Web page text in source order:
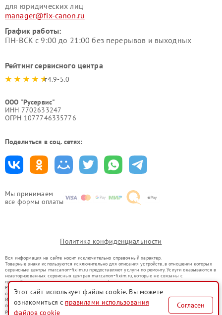
Мы принимаем
все формы оплаты
для юридических лиц
manager@fix-canon.ru
График работы:
ПН-ВСК с 9:00 до 21:00 без перерывов и выходных
Рейтинг сервисного центра
4.9-5.0
ООО "Русервис"
ИНН 7702633247
ОГРН 1077746335776
Поделиться в соц. сетях:
Политика конфиденциальности
Вся информация на сайте носит исключительно справочный характер.
Товарные знаки используются исключительно для описания устройств, в отношении которых
сервисные центры mar.canon-fixim.ru предоставляют услуги по ремонту. Услуги оказываются в
неавторизованных сервисных центрах mar.canon-fixim.ru, которые не связаны с
правообладателями товарных знаков или их официальными представителями.
Ремонт осуществляется для устройств, уже введенных в гражданский оборот в соответствии
со статьей 1487 ГК РФ.
Использование товарных знаков не преследует цели индивидуализации услуг или введения
потребителей в заблуждение, а служит для информирования о предоставляемых услугах по
ремонту техники указанных брендов.
Этот сайт использует файлы cookie. Вы можете
ознакомиться с правилами использования
файлов cookie
Согласен